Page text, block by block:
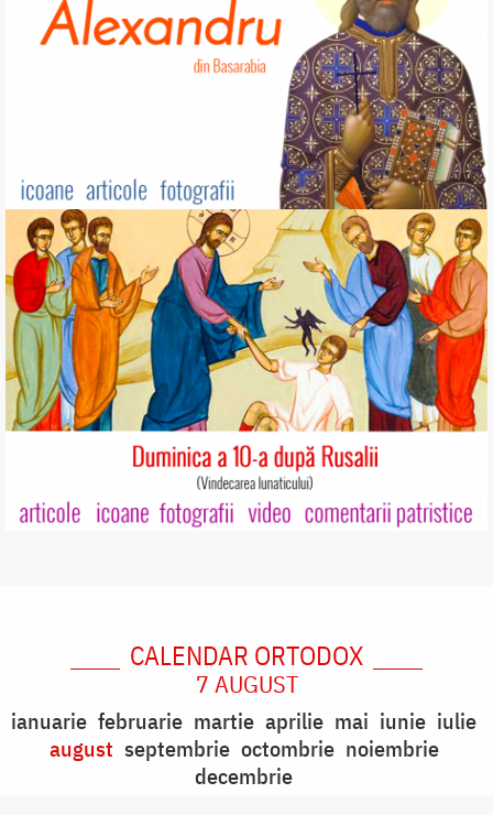
CALENDAR ORTODOX
7 AUGUST
ianuarie februarie martie aprilie mai iunie iulie
august septembrie octombrie noiembrie
decembrie